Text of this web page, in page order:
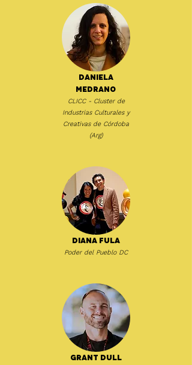
Daniela
Medrano
CLICC - Cluster de
Industrias Culturales y
Creativas de Córdoba
(Arg)
Diana Fula
Poder del Pueblo DC
Grant Dull